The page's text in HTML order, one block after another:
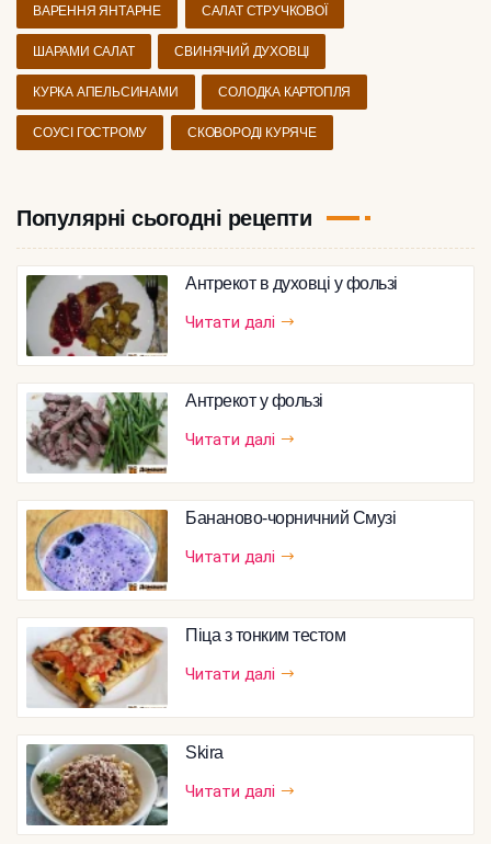
ВАРЕННЯ ЯНТАРНЕ САЛАТ СТРУЧКОВОЇ
ШАРАМИ САЛАТ СВИНЯЧИЙ ДУХОВЦІ
КУРКА АПЕЛЬСИНАМИ СОЛОДКА КАРТОПЛЯ
СОУСІ ГОСТРОМУ СКОВОРОДІ КУРЯЧЕ
Популярні сьогодні рецепти
Антрекот в духовці у фользі
Читати далі
Антрекот у фользі
Читати далі
Бананово-чорничний Смузі
Читати далі
Піца з тонким тестом
Читати далі
Skira
Читати далі